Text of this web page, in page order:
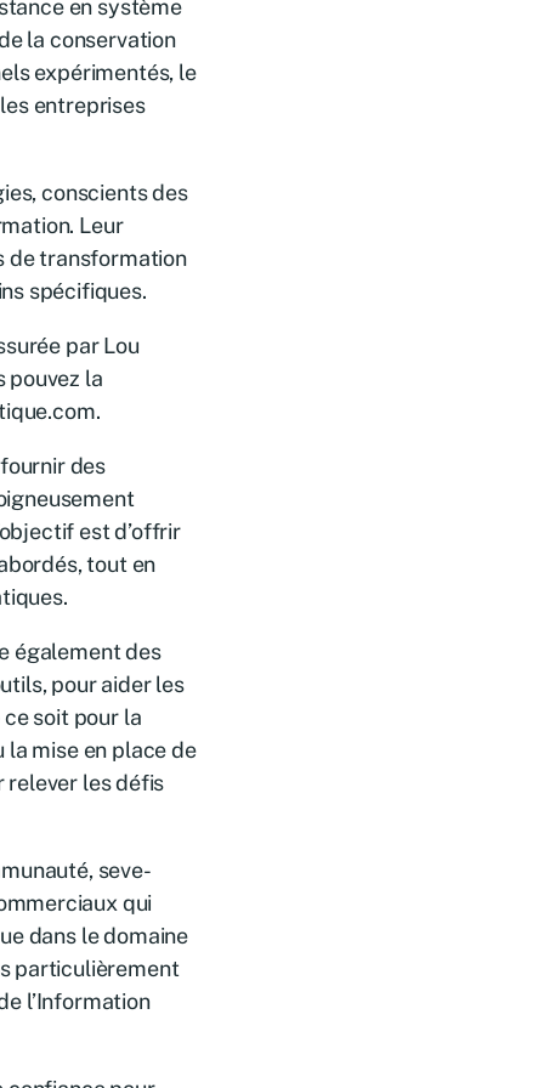
en système
la conservation
expérimentés, le
entreprises
conscients des
Leur
de transformation
spécifiques.
par Lou
pouvez la
des
est d’offrir
tout en
également des
pour aider les
soit pour la
la mise en place de
relever les défis
seve-
qui
dans le domaine
particulièrement
l’Information